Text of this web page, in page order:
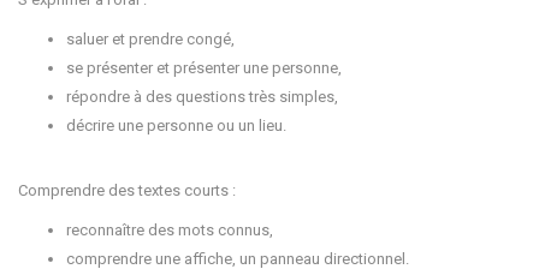
saluer et prendre congé,
se présenter et présenter une personne,
répondre à des questions très simples,
décrire une personne ou un lieu.
Comprendre des textes courts :
reconnaître des mots connus,
comprendre une affiche, un panneau directionnel.